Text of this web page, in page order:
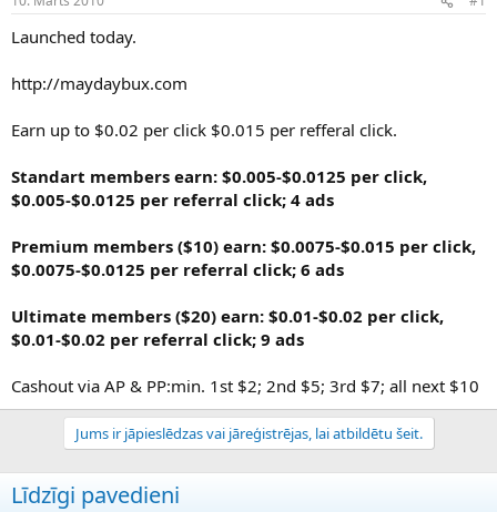
n
u
s
c
s
a
u
s
Launched today.
http://maydaybux.com
Earn up to $0.02 per click $0.015 per refferal click.
Standart members earn: $0.005-$0.0125 per click,
$0.005-$0.0125 per referral click; 4 ads
Premium members ($10) earn: $0.0075-$0.015 per click,
$0.0075-$0.0125 per referral click; 6 ads
Ultimate members ($20) earn: $0.01-$0.02 per click,
$0.01-$0.02 per referral click; 9 ads
Cashout via AP & PP:min. 1st $2; 2nd $5; 3rd $7; all next $10
Jums ir jāpieslēdzas vai jāreģistrējas, lai atbildētu šeit.
Līdzīgi pavedieni